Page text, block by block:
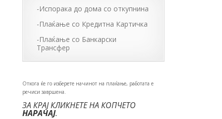
-Испорака до дома со откупнина
-Плаќање со Кредитна Картичка
-Плаќање со Банкарски
Трансфер
Откога ќе го изберете начинот на плаќање, работата е
речиси завршена.
ЗА КРАЈ КЛИКНЕТЕ НА КОПЧЕТО
НАРАЧАЈ.